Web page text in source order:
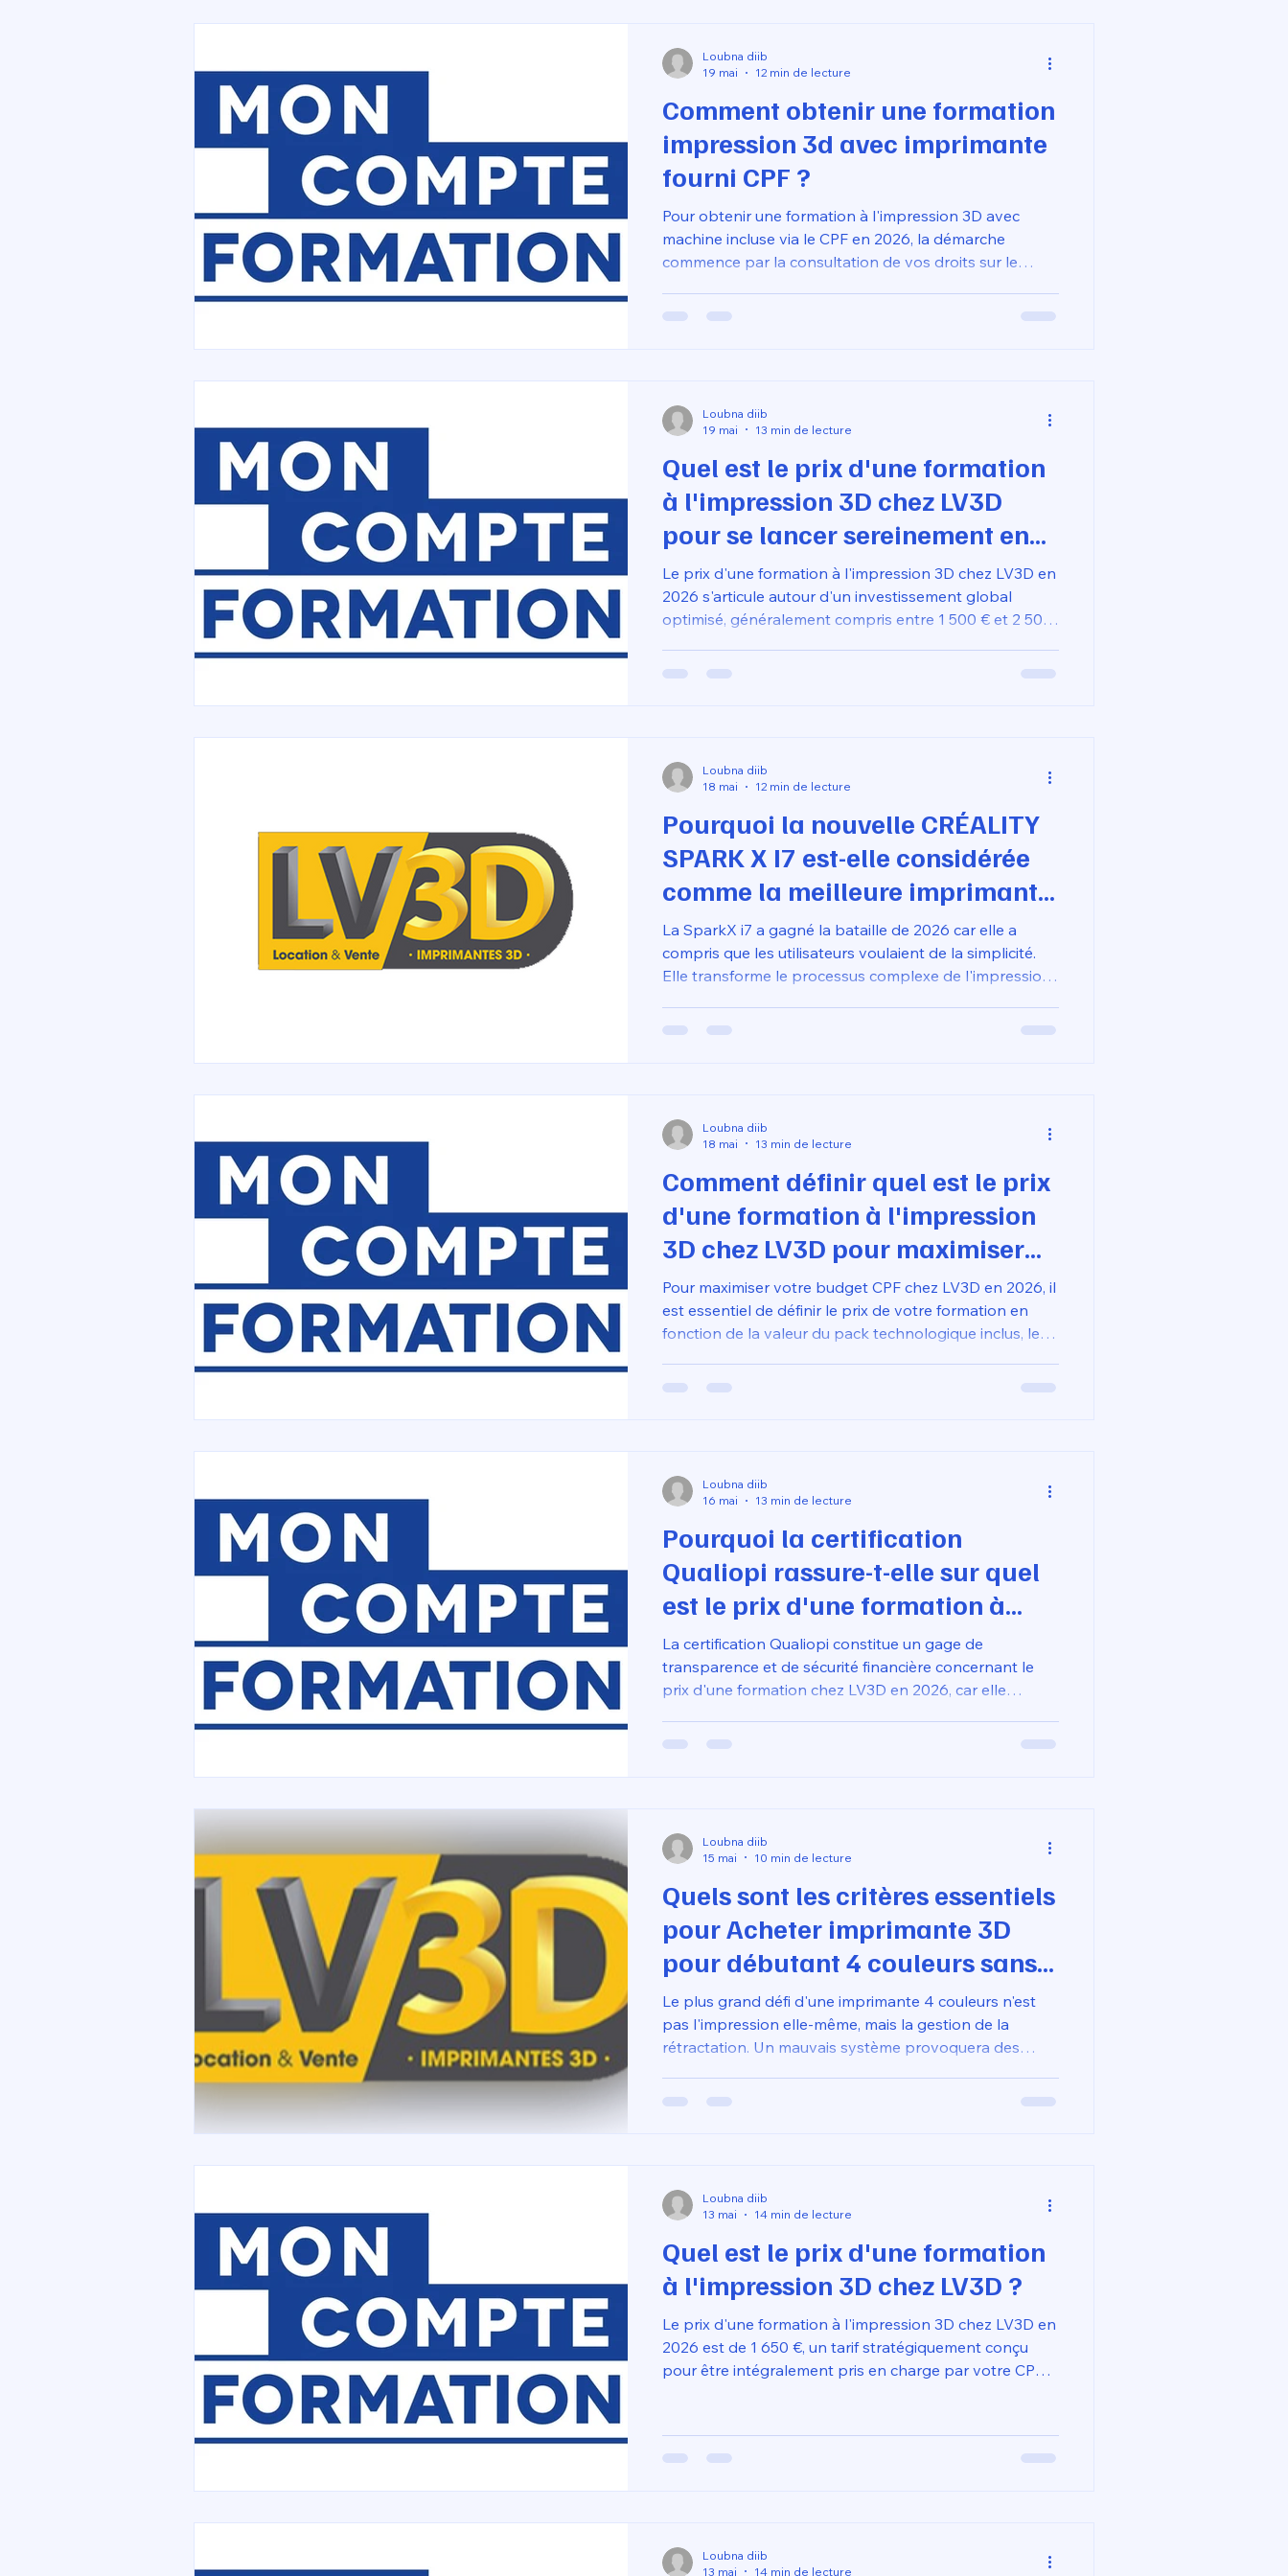
Comment obtenir une formation
impression 3d avec imprimante
fourni CPF ?
Pour obtenir une formation à l'impression 3D avec
machine incluse via le CPF en 2026, la démarche
commence par la consultation de vos droits sur le
sélectionner un parcours certifié Qualiopi qui intègre
Loubna diib
19 mai
12 min de lecture
Quel est le prix d'une formation
à l'impression 3D chez LV3D
pour se lancer sereinement en
2026 ?
Le prix d'une formation à l'impression 3D chez LV3D en
2026 s'articule autour d'un investissement global
optimisé, généralement compris entre 1 500 € et 2 500
intégralement finançable via le CPF, permettant ainsi
Loubna diib
19 mai
13 min de lecture
Pourquoi la nouvelle CRÉALITY
SPARK X I7 est-elle considérée
comme la meilleure imprimante
3D de 2026 ?
La SparkX i7 a gagné la bataille de 2026 car elle a
compris que les utilisateurs voulaient de la simplicité.
Elle transforme le processus complexe de l'impression
presque comme une imprimante papier, tout en restant
Loubna diib
18 mai
12 min de lecture
Comment définir quel est le prix
d'une formation à l'impression
3D chez LV3D pour maximiser
son budget CPF ?
Pour maximiser votre budget CPF chez LV3D en 2026, il
est essentiel de définir le prix de votre formation en
fonction de la valeur du pack technologique inclus, le
s'établissant généralement autour de 1 650 €. Ce
500 mm/s.
Loubna diib
18 mai
13 min de lecture
Pourquoi la certification
Qualiopi rassure-t-elle sur quel
est le prix d'une formation à
l'impression 3D chez LV3D ?
La certification Qualiopi constitue un gage de
transparence et de sécurité financière concernant le
prix d'une formation chez LV3D en 2026, car elle
facturé et la qualité des moyens mis en œuvre. Pour un
Loubna diib
16 mai
13 min de lecture
Quels sont les critères essentiels
pour Acheter imprimante 3D
pour débutant 4 couleurs sans
se tromper ?
Le plus grand défi d'une imprimante 4 couleurs n'est
pas l'impression elle-même, mais la gestion de la
rétractation. Un mauvais système provoquera des
des va-et-vient entre les bobines. Choisir un modèle
Loubna diib
15 mai
10 min de lecture
Quel est le prix d'une formation
à l'impression 3D chez LV3D ?
Le prix d'une formation à l'impression 3D chez LV3D en
2026 est de 1 650 €, un tarif stratégiquement conçu
pour être intégralement pris en charge par votre CPF
transfert de connaissances : il vous permet de devenir
propriétaire d'une imprimante haute performance
Loubna diib
13 mai
14 min de lecture
Loubna diib
13 mai
14 min de lecture